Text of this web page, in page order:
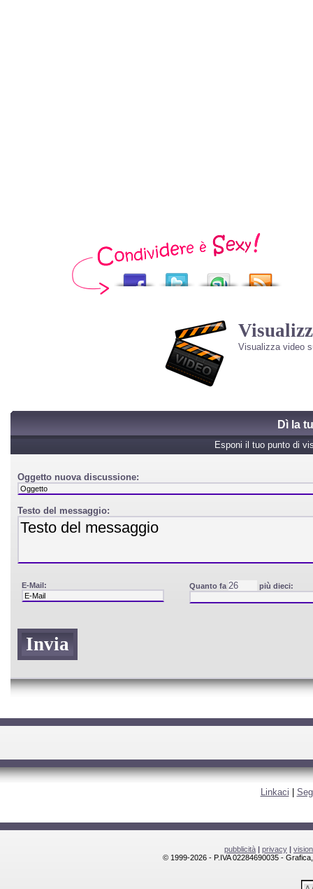
Visualizza video
Dì la
Esponi il tuo punto di
Oggetto nuova discussione:
Testo del messaggio:
E-Mail: Quanto fa più dieci:
Linkaci
pubblicità | privacy |
© 1999-2026 - P.IVA 02284690035 -